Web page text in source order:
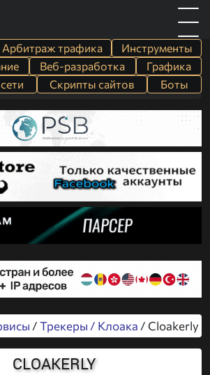
Арбитраж трафика
Инструменты
Веб-разработка
Графика
Скрипты сайтов Боты
/Трекеры / Клоака / Cloakerly
CLOAKERLY